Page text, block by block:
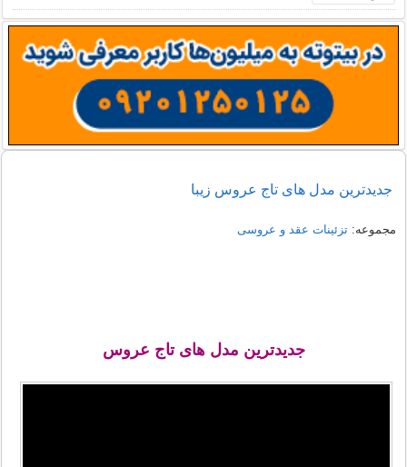
جدیدترین مدل های تاج عروس زیبا
مجموعه:تزئینات عقد و عروسی
جدیدترین مدل های تاج عروس